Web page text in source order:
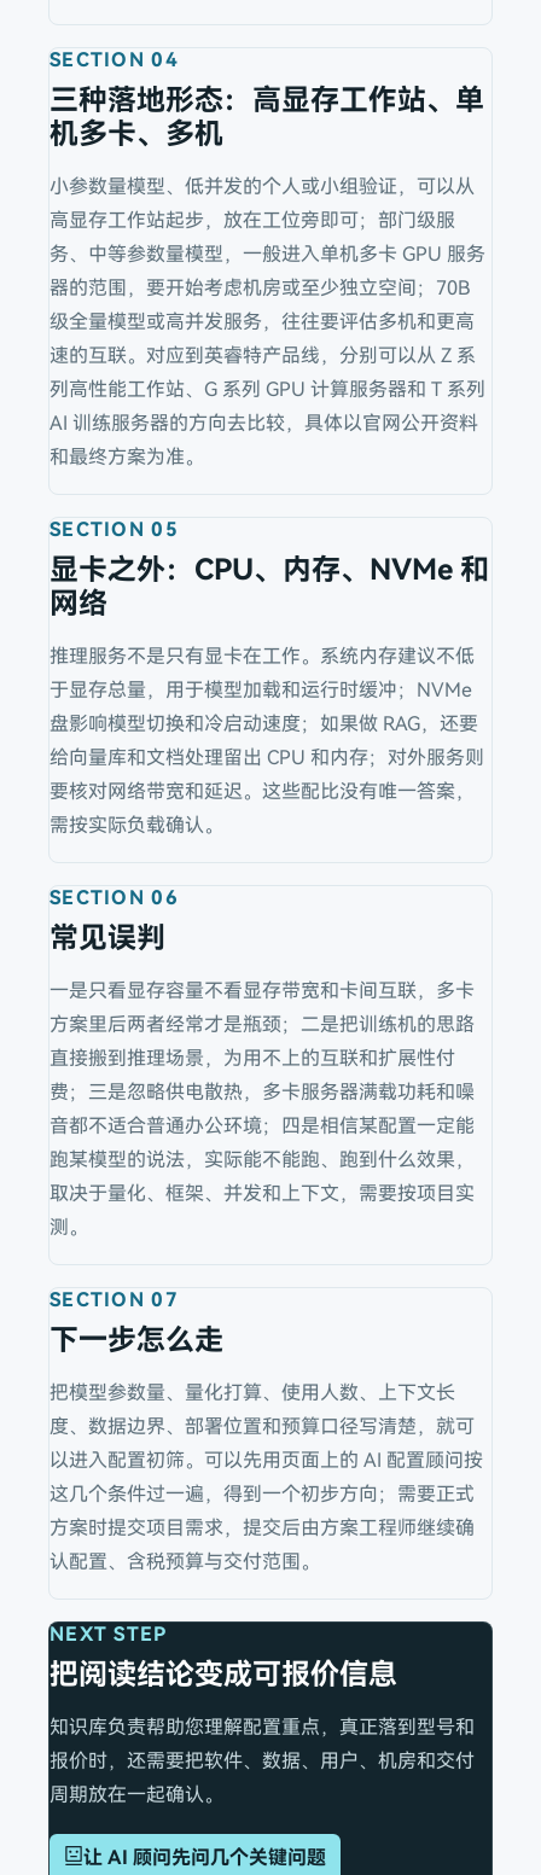
SECTION04
三种落地形态：高显存工作站、单
机多卡、多机
小参数量模型、低并发的个人或小组验证，可以从
高显存工作站起步，放在工位旁即可；部门级服
务、中等参数量模型，一般进入单机多卡 GPU 服务
器的范围，要开始考虑机房或至少独立空间；70B
级全量模型或高并发服务，往往要评估多机和更高
速的互联。对应到英睿特产品线，分别可以从 Z 系
列高性能工作站、G 系列 GPU 计算服务器和 T 系列
AI 训练服务器的方向去比较，具体以官网公开资料
和最终方案为准。
SECTION05
显卡之外：CPU、内存、NVMe 和
网络
推理服务不是只有显卡在工作。系统内存建议不低
于显存总量，用于模型加载和运行时缓冲；NVMe
盘影响模型切换和冷启动速度；如果做 RAG，还要
给向量库和文档处理留出 CPU 和内存；对外服务则
要核对网络带宽和延迟。这些配比没有唯一答案，
需按实际负载确认。
SECTION06
常见误判
一是只看显存容量不看显存带宽和卡间互联，多卡
方案里后两者经常才是瓶颈；二是把训练机的思路
直接搬到推理场景，为用不上的互联和扩展性付
费；三是忽略供电散热，多卡服务器满载功耗和噪
音都不适合普通办公环境；四是相信某配置一定能
跑某模型的说法，实际能不能跑、跑到什么效果，
取决于量化、框架、并发和上下文，需要按项目实
测。
SECTION07
下一步怎么走
把模型参数量、量化打算、使用人数、上下文长
度、数据边界、部署位置和预算口径写清楚，就可
以进入配置初筛。可以先用页面上的 AI 配置顾问按
这几个条件过一遍，得到一个初步方向；需要正式
方案时提交项目需求，提交后由方案工程师继续确
认配置、含税预算与交付范围。
NEXT STEP
把阅读结论变成可报价信息
知识库负责帮助您理解配置重点，真正落到型号和
报价时，还需要把软件、数据、用户、机房和交付
周期放在一起确认。
让 AI 顾问先问几个关键问题